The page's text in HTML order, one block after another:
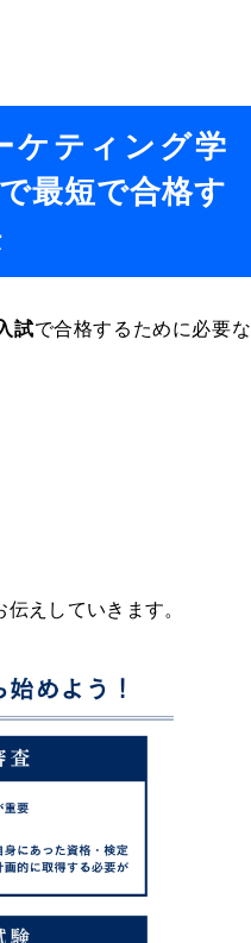
ケティング学
最短で合格す
試で合格するために必要な
えしていきます。